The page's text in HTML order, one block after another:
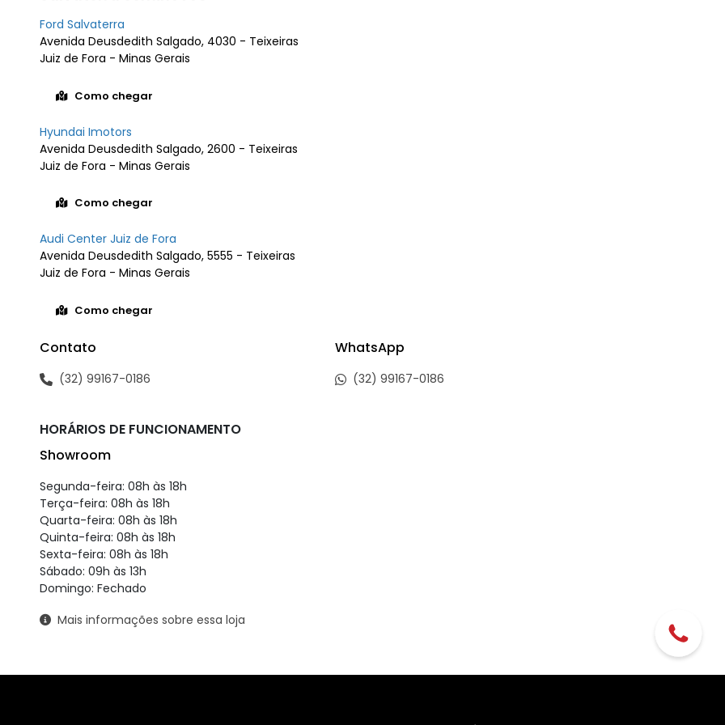
Ford Salvaterra
Avenida Deusdedith Salgado, 4030 - Teixeiras
Juiz de Fora - Minas Gerais
Como chegar
Hyundai Imotors
Avenida Deusdedith Salgado, 2600 - Teixeiras
Juiz de Fora - Minas Gerais
Como chegar
Audi Center Juiz de Fora
Avenida Deusdedith Salgado, 5555 - Teixeiras
Juiz de Fora - Minas Gerais
Como chegar
Contato
(32) 99167-0186
WhatsApp
(32) 99167-0186
HORÁRIOS DE FUNCIONAMENTO
Showroom
Segunda-feira: 08h às 18h
Terça-feira: 08h às 18h
Quarta-feira: 08h às 18h
Quinta-feira: 08h às 18h
Sexta-feira: 08h às 18h
Sábado: 09h às 13h
Domingo: Fechado
Mais informações sobre essa loja